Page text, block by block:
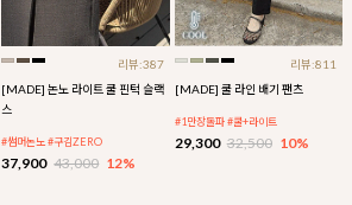
리뷰:387
[MADE] 논노 라이트 쿨 핀턱 슬랙
스
#썸머논노 #구김ZERO
37,900 43,000 12%
리뷰:811
[MADE] 쿨 라인 배기 팬츠
#1만장돌파 #쿨+라이트
29,300 32,500 10%